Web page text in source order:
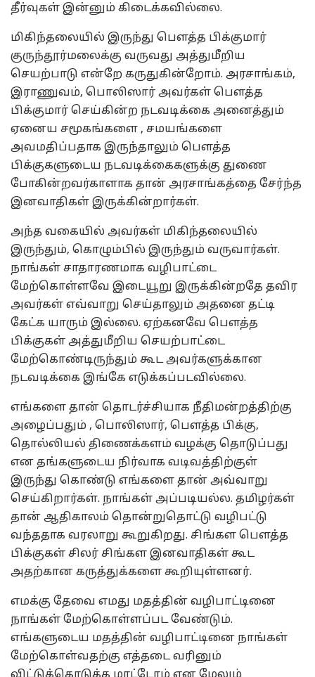
தீர்வுகள் இன்னும் கிடைக்கவில்லை.
மிகிந்தலையில் இருந்து பௌத்த பிக்குமார்
குருந்தூர்மலைக்கு வருவது அத்துமீறிய
செயற்பாடு என்றே கருதுகின்றோம். அரசாங்கம்,
இராணுவம், பொலிஸார் அவர்கள் பௌத்த
பிக்குமார் செய்கின்ற நடவடிக்கை அனைத்தும்
ஏனைய சமூகங்களை , சமயங்களை
அவமதிப்பதாக இருந்தாலும் பௌத்த
பிக்குகளுடைய நடவடிக்கைகளுக்கு துணை
போகின்றவர்காளாக தான் அரசாங்கத்தை சேர்ந்த
இனவாதிகள் இருக்கின்றார்கள்.
அந்த வகையில் அவர்கள் மிகிந்தலையில்
இருந்தும், கொழும்பில் இருந்தும் வருவார்கள்.
நாங்கள் சாதாரணமாக வழிபாட்டை
மேற்கொள்ளவே இடையூறு இருக்கின்றதே தவிர
அவர்கள் எவ்வாறு செய்தாலும் அதனை தட்டி
கேட்க யாரும் இல்லை. ஏற்கனவே பௌத்த
பிக்குகள் அத்துமீறிய செயற்பாட்டை
மேற்கொண்டிருந்தும் கூட அவர்களுக்கான
நடவடிக்கை இங்கே எடுக்கப்படவில்லை.
எங்களை தான் தொடர்ச்சியாக நீதிமன்றத்திற்கு
அழைப்பதும் , பொலிஸார், பௌத்த பிக்கு,
தொல்லியல் திணைக்களம் வழக்கு தொடுப்பது
என தங்களுடைய நிர்வாக வடிவத்திற்குள்
இருந்து கொண்டு எங்களை தான் அவ்வாறு
செய்கிறார்கள். நாங்கள் அப்படியல்ல. தமிழர்கள்
தான் ஆதிகாலம் தொன்றுதொட்டு வழிபட்டு
வந்ததாக வரலாறு கூறுகிறது. சிங்கள பௌத்த
பிக்குகள் சிலர் சிங்கள இனவாதிகள் கூட
அதற்கான கருத்துக்களை கூறியுள்ளனர்.
எமக்கு தேவை எமது மதத்தின் வழிபாட்டினை
நாங்கள் மேற்கொள்ளப்பட வேண்டும்.
எங்களுடைய மதத்தின் வழிபாட்டினை நாங்கள்
மேற்கொள்வதற்கு எத்தடை வரினும்